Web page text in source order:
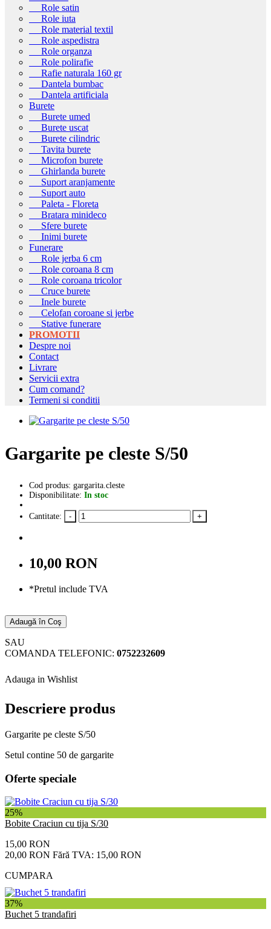
Role satin
Role iuta
Role material textil
Role aspedistra
Role organza
Role polirafie
Rafie naturala 160 gr
Dantela bumbac
Dantela artificiala
Burete
Burete umed
Burete uscat
Burete cilindric
Tavita burete
Microfon burete
Ghirlanda burete
Suport aranjamente
Suport auto
Paleta - Floreta
Bratara minideco
Sfere burete
Inimi burete
Funerare
Role jerba 6 cm
Role coroana 8 cm
Role coroana tricolor
Cruce burete
Inele burete
Celofan coroane si jerbe
Stative funerare
PROMOTII
Despre noi
Contact
Livrare
Servicii extra
Cum comand?
Termeni si conditii
Gargarite pe cleste S/50
Cod produs: gargarita.cleste
Disponibilitate: In stoc
Cantitate:
10,00 RON
*Pretul include TVA
Adaugă în Coş
SAU
COMANDA TELEFONIC: 0752232609
Adauga in Wishlist
Descriere produs
Gargarite pe cleste S/50
Setul contine 50 de gargarite
Oferte speciale
25%
Bobite Craciun cu tija S/30
15,00 RON
20,00 RON Fără TVA: 15,00 RON
CUMPARA
37%
Buchet 5 trandafiri